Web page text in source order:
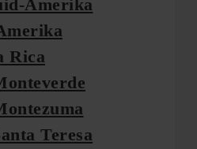
Amerika
Rica
Teresa